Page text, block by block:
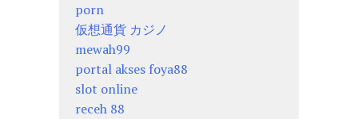
porn
仮想通貨 カジノ
mewah99
portal akses foya88
slot online
receh 88